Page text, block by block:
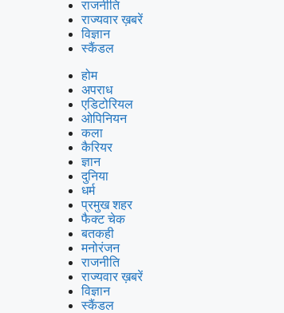
राजनीति
राज्यवार ख़बरें
विज्ञान
स्कैंडल
होम
अपराध
एडिटोरियल
ओपिनियन
कला
कैरियर
ज्ञान
दुनिया
धर्म
प्रमुख शहर
फैक्ट चेक
बतकही
मनोरंजन
राजनीति
राज्यवार ख़बरें
विज्ञान
स्कैंडल